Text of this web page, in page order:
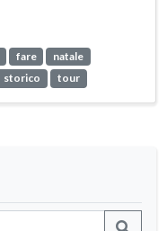
fare
natale
storico tour